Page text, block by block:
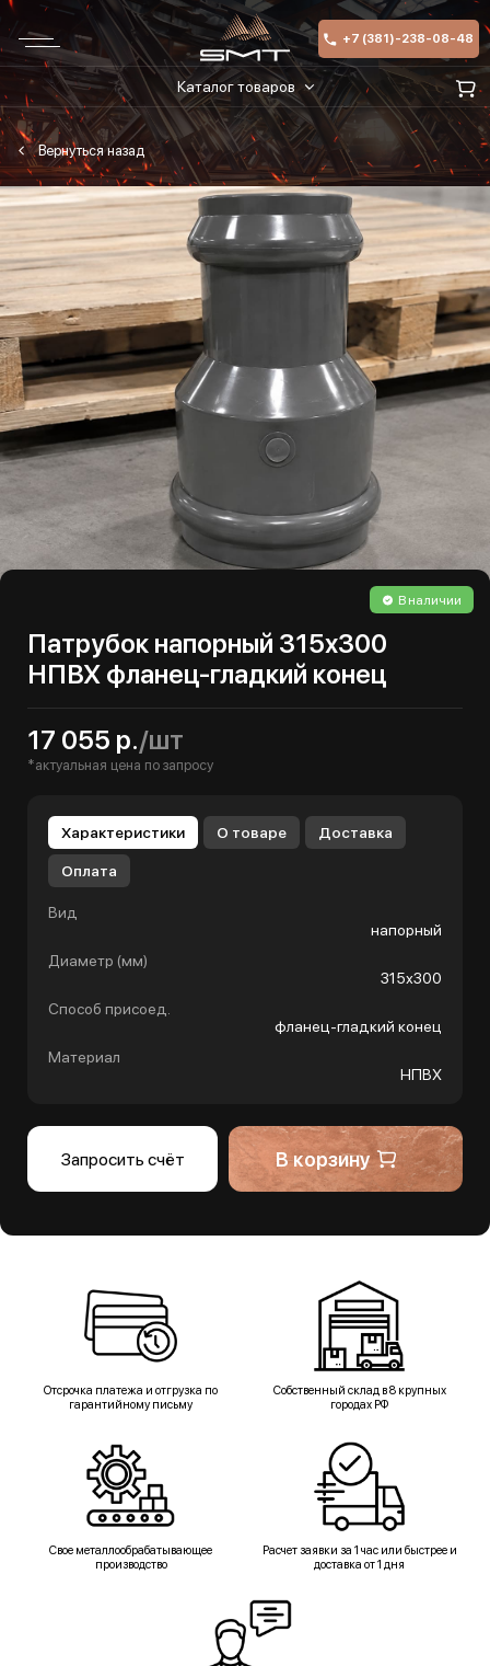
+7 (381)-238-08-48
Каталог товаров
В наличии
Патрубок напорный 315х300
НПВХ фланец-гладкий конец
17 055 р./шт
*актуальная цена по запросу
Характеристики О товаре Доставка
Оплата
Вид
напорный
Диаметр (мм)
315х300
Способ присоед.
фланец-гладкий конец
Материал
НПВХ
Запросить счёт В корзину
Отсрочка платежа и отгрузка по
гарантийному письму
Собственный склад в 8 крупных
городах РФ
Свое металлообрабатывающее
производство
Расчет заявки за 1 час или быстрее и
доставка от 1 дня